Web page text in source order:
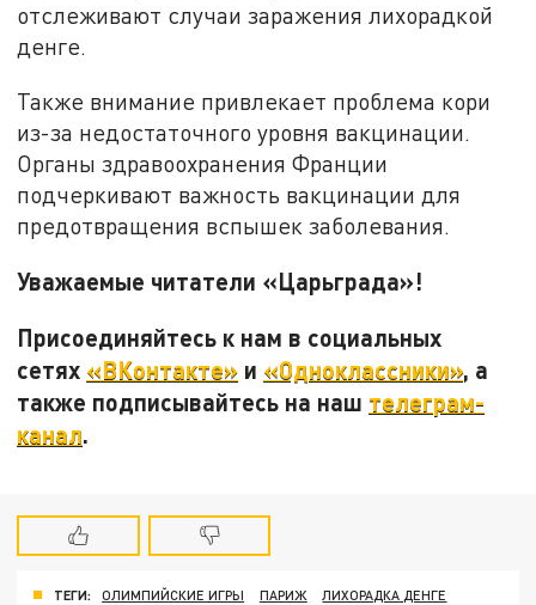
отслеживают случаи заражения лихорадкой
денге.
Также внимание привлекает проблема кори
из-за недостаточного уровня вакцинации.
Органы здравоохранения Франции
подчеркивают важность вакцинации для
предотвращения вспышек заболевания.
Уважаемые читатели «Царьграда»!
Присоединяйтесь к нам в социальных
сетях «ВКонтакте» и «Одноклассники», а
также подписывайтесь на наш телеграм-
канал.
ТЕГИ: ОЛИМПИЙСКИЕ ИГРЫ ПАРИЖ ЛИХОРАДКА ДЕНГЕ